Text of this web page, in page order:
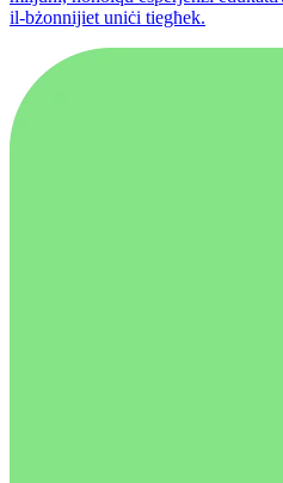
il-bżonnijiet uniċi tiegħek.